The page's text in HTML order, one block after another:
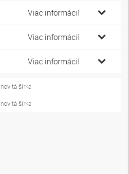
Viac informácií
Viac informácií
Viac informácií
šírka
šírka